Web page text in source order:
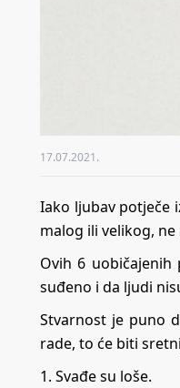
17.07.2021.
Iako ljubav potječe
malog ili velikog,
Ovih 6
suđeno i da ljudi
Stvarnost je puno
rade, to će biti
1. Svađe su loše.